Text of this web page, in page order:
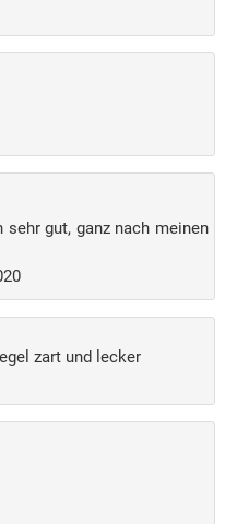
sehr gut, ganz nach meinen
zart und lecker